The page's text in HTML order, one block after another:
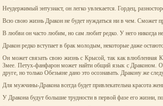
Неудержимый энтузиаст, он легко увлекается. Гордец,
Всю свою жизнь Дракон не будет нуждаться ни в чем. Сможет
В любви он часто любим, но сам любит редко. У него никогда
Дракон редко вступает в брак молодым, некоторые даже
Он может связать свою жизнь с Крысой, так как влюбленная
Змее. Петух-фанфарон может найти общий язык с Драконом.
друге, но только Обезьяне дано это осознавать. Дракону же
Для мужчины-Дракона всегда будет привлекательна красота
У Дракона будут большие трудности в первой фазе его жизни,